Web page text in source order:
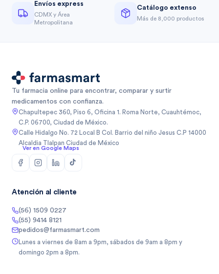
Envíos express
CDMX y Área
Metropolitana
Catálogo extenso
Más de 8,000 productos
Tu farmacia online para encontrar, comparar y surtir
medicamentos con confianza.
Chapultepec 360, Piso 6, Oficina 1. Roma Norte, Cuauhtémoc,
C.P. 06700, Ciudad de México.
Calle Hidalgo No. 72 Local B Col. Barrio del niño Jesus C.P 14000
Alcaldia Tlalpan Ciudad de México
Ver en Google Maps
Atención al cliente
(56) 1509 0227
(55) 9414 8121
pedidos@farmasmart.com
Lunes a viernes de 8am a 9pm, sábados de 9am a 8pm y
domingo 2pm a 8pm.